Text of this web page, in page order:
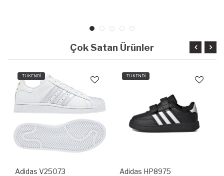
Çok Satan Ürünler
TÜKENDİ
Adidas V25073
TÜKENDİ
Adidas HP8975